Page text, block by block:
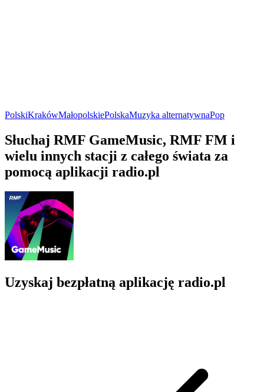
PolskiKrakówMałopolskiePolskaMuzyka alternatywnaPop
Słuchaj RMF GameMusic, RMF FM i
wielu innych stacji z całego świata za
pomocą aplikacji radio.pl
Uzyskaj bezpłatną aplikację radio.pl